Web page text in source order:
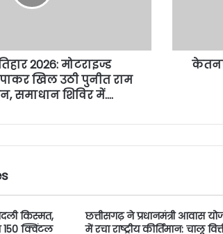
2026: मोटराइज्ड
खिल उठी पुनीत राम
समाधान शिविर में….
किस्मत,
150 क्विंटल
छत्तीसगढ़ ने प्रधानमंत्री आवास
में रचा राष्ट्रीय कीर्तिमान: चालू